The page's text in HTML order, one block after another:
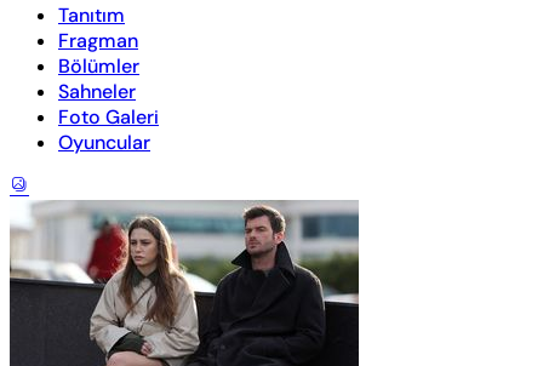
Tanıtım
Fragman
Bölümler
Sahneler
Foto Galeri
Oyuncular